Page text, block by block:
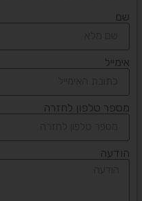
שם
אימייל
מספר טלפון לחזרה
הודעה